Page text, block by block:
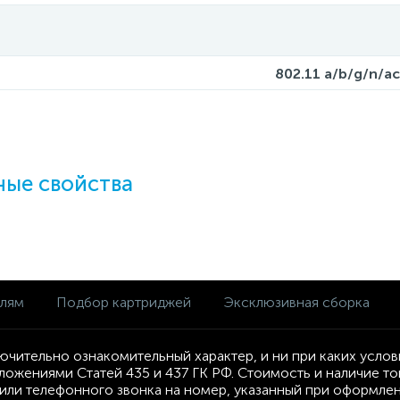
802.11 a/b/g/n/
свойства
Подбор картриджей Эксклюзивная сборка
ознакомительный характер, и ни при каких
Статей 435 и 437 ГК РФ. Стоимость и наличие
телефонного звонка на номер, указанный при